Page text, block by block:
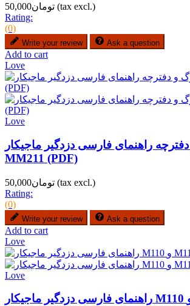
تومان50,000 (tax excl.)
Rating:
(0)
Write your review Ask a question
Add to cart
Love
Love
راهنمای فارسی دزدگیر ماجیکار
MM211 (PDF)
تومان50,000 (tax excl.)
Rating:
(0)
Write your review Ask a question
Add to cart
Love
Love